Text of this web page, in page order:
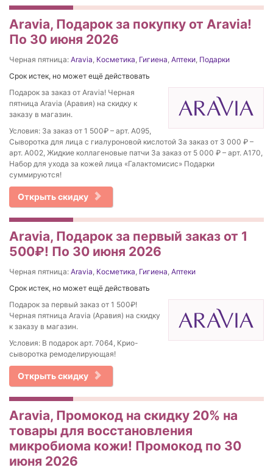
Aravia, Подарок за покупку от Aravia!
По 30 июня 2026
Черная пятница: Aravia Косметика Гигиена Аптеки Подарки
Срок истек, но может ещё действовать
Подарок за заказ от Aravia! Черная
пятница Aravia (Аравия) на скидку к
заказу в магазин.
Условия: За заказ от 1 500₽ – арт. А095,
Сыворотка для лица с гиалуроновой кислотой За заказ от 3 000 ₽ –
арт. А002, Жидкие коллагеновые патчи За заказ от 5 000 ₽ – арт. А170,
Набор для ухода за кожей лица «Галактомисис» Подарки
суммируются!
Открыть скидку
Aravia, Подарок за первый заказ от 1
500₽! По 30 июня 2026
Черная пятница: Aravia Косметика Гигиена Аптеки
Срок истек, но может ещё действовать
Подарок за первый заказ от 1 500₽!
Черная пятница Aravia (Аравия) на скидку
к заказу в магазин.
Условия: В подарок арт. 7064, Крио-
сыворотка ремоделирующая!
Открыть скидку
Aravia, Промокод на скидку 20% на
товары для восстановления
микробиома кожи! Промокод по 30
июня 2026